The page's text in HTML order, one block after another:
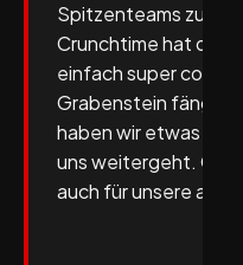
Spitzenteams zu
Crunchtime hat die
einfach super cool
Grabenstein fängt
haben wir etwas
uns weitergeht. Gut
auch für unsere